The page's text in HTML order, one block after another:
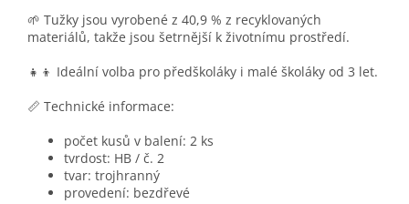
🌱 Tužky jsou vyrobené z 40,9 % z recyklovaných
materiálů, takže jsou šetrnější k životnímu prostředí.
👧👦 Ideální volba pro předškoláky i malé školáky od 3 let.
📏 Technické informace:
počet kusů v balení: 2 ks
tvrdost: HB / č. 2
tvar: trojhranný
provedení: bezdřevé